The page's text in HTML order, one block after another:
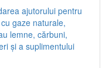
ajutorului pentru
gaze naturale,
lemne, cărbuni,
și a suplimentului